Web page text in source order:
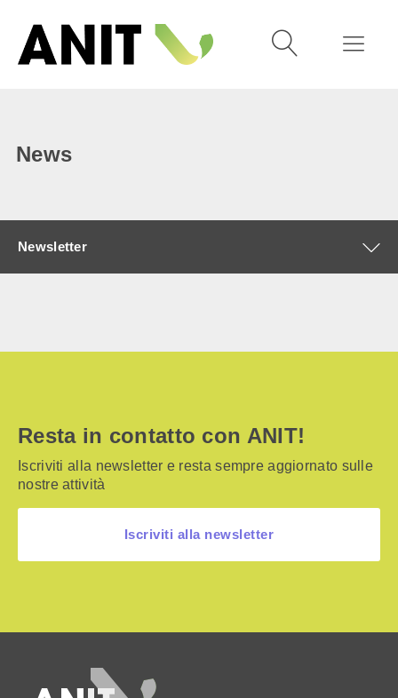
News
Newsletter
Resta in contatto con ANIT!
Iscriviti alla newsletter e resta sempre aggiornato sulle
nostre attività
Iscriviti alla newsletter